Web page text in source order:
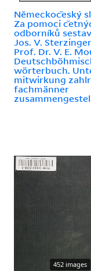
Nĕmeckoc̆eský
Za pomoci
odborníků
Jos. V.
Prof. Dr. V. E.
wörterbuch.
mitwirkung
fachmänner
452 images